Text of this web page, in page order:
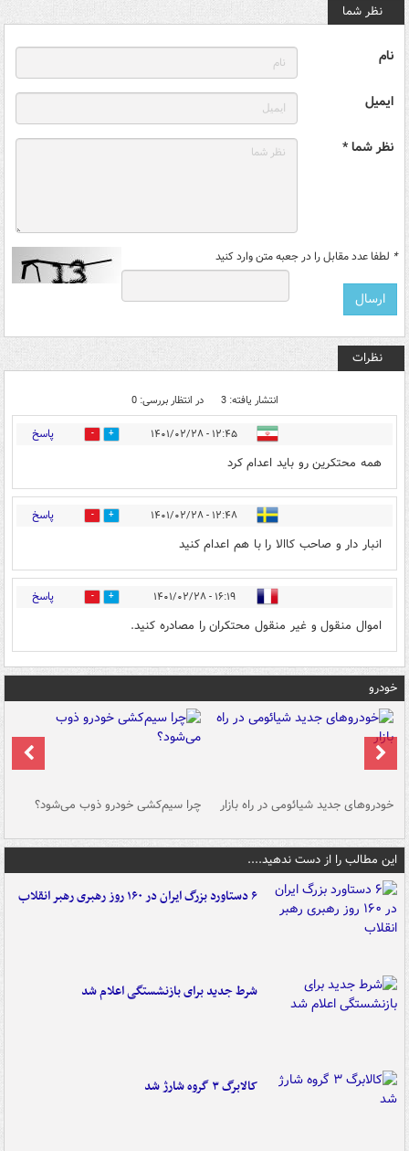
نظر شما
نام
ایمیل
نظر شما *
* لطفا عدد مقابل را در جعبه متن وارد کنید
نظرات
انتشار یافته: 3 در انتظار بررسی: 0
۱۲:۴۵ - ۱۴۰۱/۰۲/۲۸ 6 پاسخ
همه محتکرین رو باید اعدام کرد
۱۲:۴۸ - ۱۴۰۱/۰۲/۲۸ 6 پاسخ
انبار دار و صاحب کاالا را با هم اعدام کنید
۱۶:۱۹ - ۱۴۰۱/۰۲/۲۸ 0 پاسخ
اموال منقول و غیر منقول محتکران را مصادره کنید.
خودرو
خودروهای جدید شیائومی در راه بازار چرا سیم‌کشی خودرو ذوب می‌شود؟
این مطالب را از دست ندهید....
۶ دستاورد بزرگ ایران در ۱۶۰ روز رهبری رهبر انقلاب
شرط جدید برای بازنشستگی اعلام شد
کالابرگ ۳ گروه شارژ شد